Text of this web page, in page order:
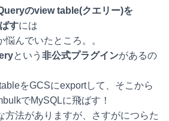
n
e k
t
のview table(クエリー)を
すには
んでいたところ。。
という 非公式プラグインがあるの
をGCSにexportして、そこから
でMySQLに飛ばす！
方法がありますが、さすがにつらた